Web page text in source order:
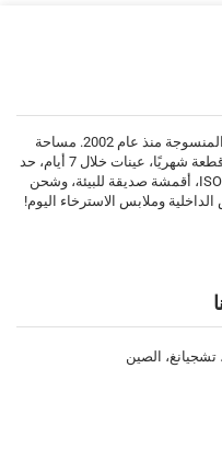
مصنع صيني للملابس الداخلية والملابس المنسوجة منذ عام 2002. مساحة
المصنع 20,000 متر مربع، بإنتاجية 600,000 قطعة شهريًا، عينات خلال 7 أيام، حد
أدنى للطلب 100 قطعة. جودة وفق معايير ISO، أقمشة صديقة للبيئة، وشحن
وملابس الاسترخاء اليوم!